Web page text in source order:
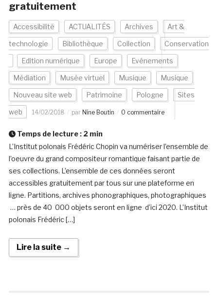
gratuitement
Accessibilité ACTUALITÉS Archives Art &
technologie Bibliothèque Collection Conservation
Edition numérique Europe Evénements
Médiation Musée virtuel Musique Musique
Nouveau site web Patrimoine Pologne Sites
web 14/02/2018 par Nine Boutin 0 commentaire
Temps de lecture : 2 min
L’Institut polonais Frédéric Chopin va numériser l’ensemble de
l’oeuvre du grand compositeur romantique faisant partie de
ses collections. L’ensemble de ces données seront
accessibles gratuitement par tous sur une plateforme en
ligne. Partitions, archives phonographiques, photographiques
… près de 40 000 objets seront en ligne d’ici 2020. L’Institut
polonais Frédéric […]
Lire la suite →